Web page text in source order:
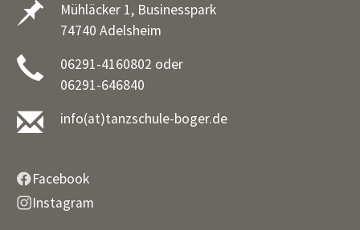
Mühläcker 1, Businesspark
74740 Adelsheim
06291-4160802 oder
06291-646840
info(at)tanzschule-boger.de
Facebook
Instagram